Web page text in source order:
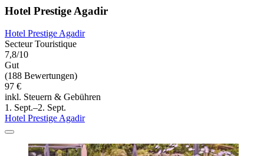
Hotel Prestige Agadir
Hotel Prestige Agadir
Secteur Touristique
7,8/10
Gut
(188 Bewertungen)
97 €
inkl. Steuern & Gebühren
1. Sept.–2. Sept.
Hotel Prestige Agadir